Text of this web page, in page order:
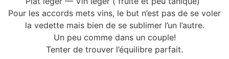
Pour les accords mets vins, le but n’est pas de se voler
la vedette mais bien de se sublimer l’un l’autre.
Un peu comme dans un couple!
Tenter de trouver l’équilibre parfait.